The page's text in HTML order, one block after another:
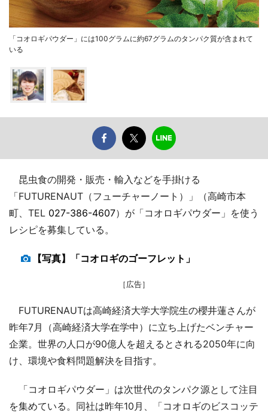
「コオロギパウダー」には100グラムに約67グラムのタンパク質が含まれて
いる
昆虫食の開発・販売・輸入などを手掛ける
「FUTURENAUT（フューチャーノート）」（高崎市本
町、TEL 027-386-4607）が「コオロギパウダー」を使う
レシピを募集している。
【写真】「コオロギのゴーフレット」
［広告］
FUTURENAUTは高崎経済大学大学院生の櫻井蓮さんが
昨年7月（高崎経済大学在学中）に立ち上げたベンチャー
企業。世界の人口が90億人を超えるとされる2050年に向
け、環境や食料問題解決を目指す。
「コオロギパウダー」は次世代のタンパク源として注目
を集めている。同社は昨年10月、「コオロギのビスコッテ